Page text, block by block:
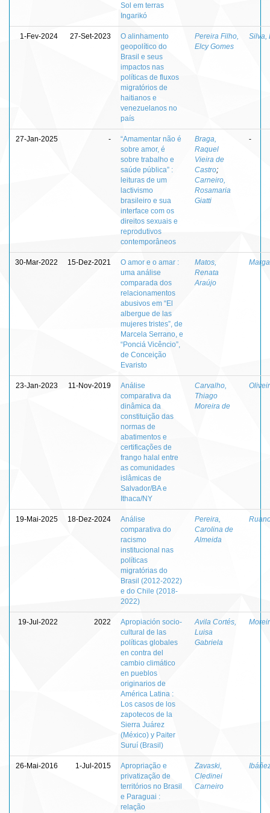
Sol em terras
Ingarikó
1-Fev-2024 27-Set-2023
O alinhamento
geopolítico do
Brasil e seus
impactos nas
políticas de fluxos
migratórios de
haitianos e
venezuelanos no
país
Pereira Filho,
Elcy Gomes
Silva,
27-Jan-2025 -
“Amamentar não é
sobre amor, é
sobre trabalho e
saúde pública” :
leituras de um
lactivismo
brasileiro e sua
interface com os
direitos sexuais e
reprodutivos
contemporâneos
Braga,
Raquel
Vieira de
Castro;
Carneiro,
Rosamaria
Giatti
-
30-Mar-2022 15-Dez-2021
O amor e o amar :
uma análise
comparada dos
relacionamentos
abusivos em “El
albergue de las
mujeres tristes”, de
Marcela Serrano, e
“Ponciá Vicêncio”,
de Conceição
Evaristo
Matos,
Renata
Araújo
23-Jan-2023 11-Nov-2019
Análise
comparativa da
dinâmica da
constituição das
normas de
abatimentos e
certificações de
frango halal entre
as comunidades
islâmicas de
Salvador/BA e
Ithaca/NY
Carvalho,
Thiago
Moreira de
19-Mai-2025 18-Dez-2024
Análise
comparativa do
racismo
institucional nas
políticas
migratórias do
Brasil (2012-2022)
e do Chile (2018-
2022)
Pereira,
Carolina de
Almeida
19-Jul-2022 2022
Apropiación socio-
cultural de las
políticas globales
en contra del
cambio climático
en pueblos
originarios de
América Latina :
Los casos de los
zapotecos de la
Sierra Juárez
(México) y Paiter
Suruí (Brasil)
Avila Cortés,
Luisa
Gabriela
26-Mai-2016 1-Jul-2015
Apropriação e
privatização de
territórios no Brasil
e Paraguai :
relação
Zavaski,
Cledinei
Carneiro